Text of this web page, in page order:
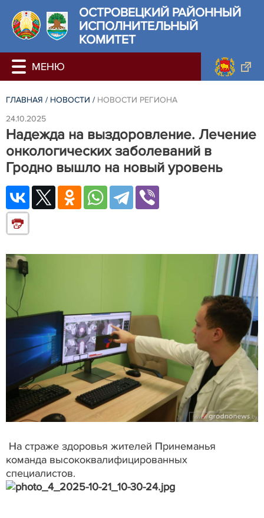
ОСТРОВЕЦКИЙ РАЙОННЫЙ
ИСПОЛНИТЕЛЬНЫЙ
КОМИТЕТ
ГЛАВНАЯ / НОВОСТИ / НОВОСТИ РЕГИОНА
24.10.2025
Надежда на выздоровление. Лечение
онкологических заболеваний в
Гродно вышло на новый уровень
На страже здоровья жителей Принеманья
команда высококвалифицированных
специалистов.